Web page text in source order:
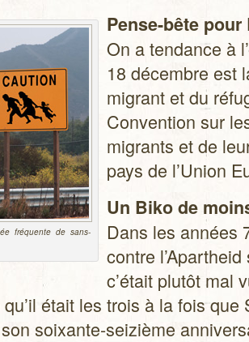
fré­quente de sans-
Pense-bête
On a ten­dance à
18 décembre est
migrant et du
Conven­tion sur
migrants et de
pays de l’Union
Un Biko de
Dans les années
contre
c’était plu­tôt mal
qu’il était les trois à la fois
son soixante-seizième